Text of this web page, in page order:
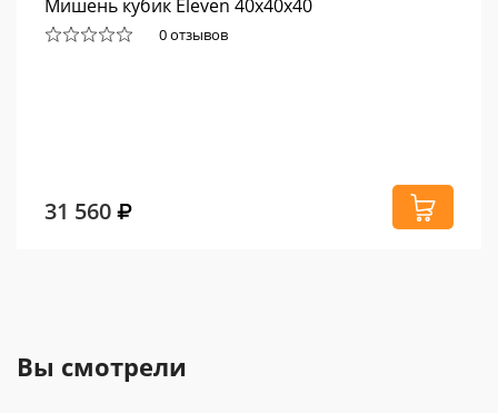
Мишень кубик Eleven 40x40x40
0 отзывов
31 560
Вы смотрели